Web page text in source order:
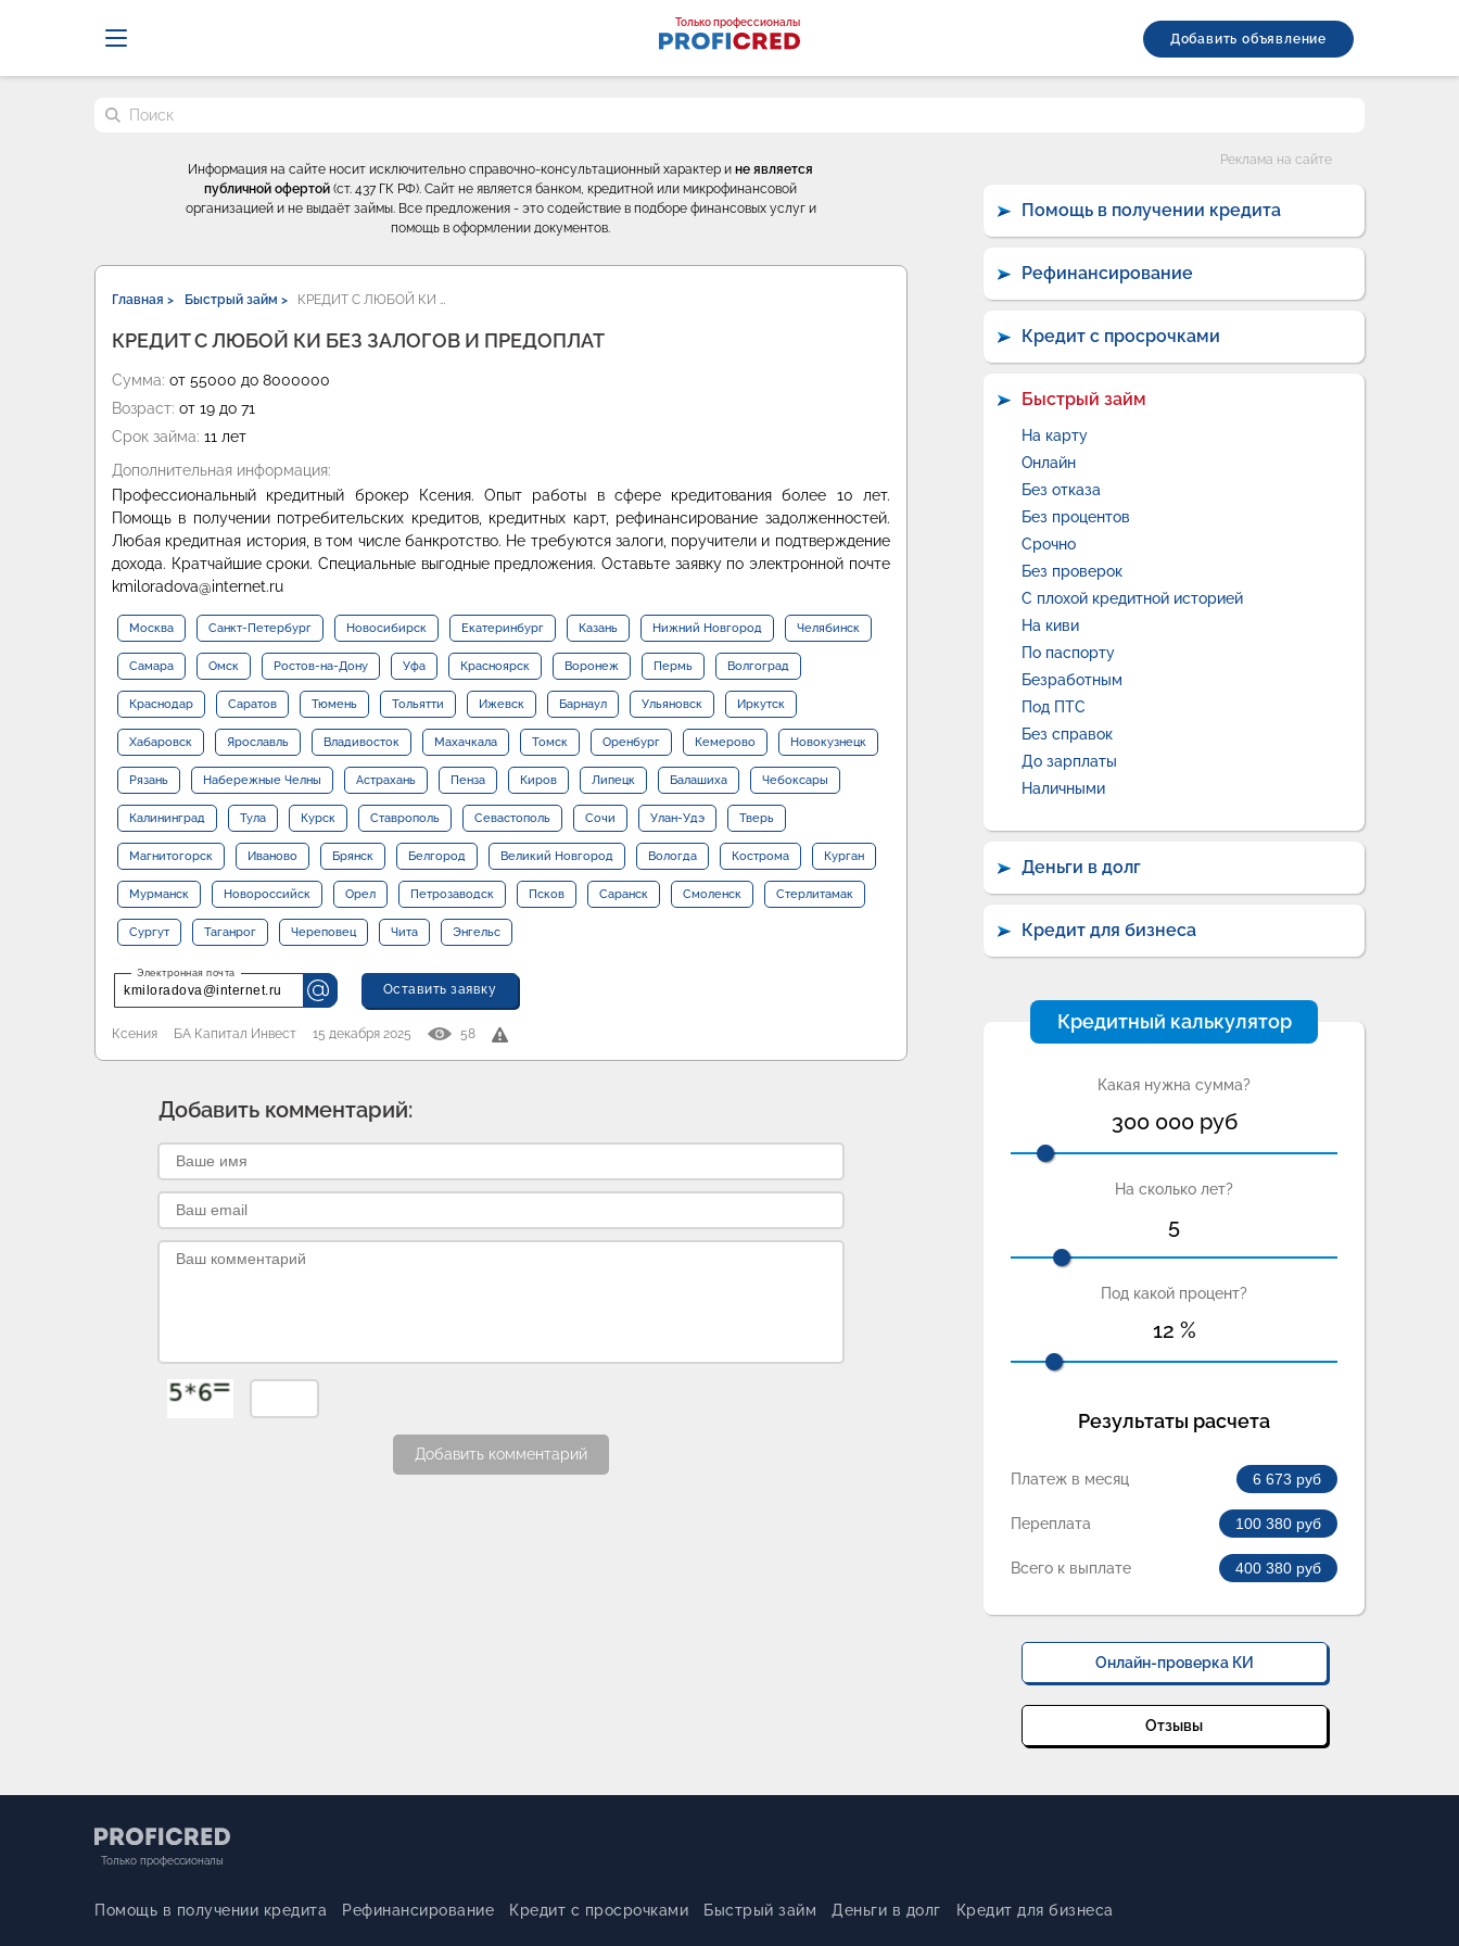
Только профессионалы
Добавить объявление
Поиск по сайту
Информация на сайте носит исключительно справочно-консультационный характер ине является
публичной офертой (ст. 437 ГК РФ). Сайт не является банком, кредитной или микрофинансовой
организацией и не выдаёт займы. Все предложения - это содействие в подборе финансовых услуг и
помощь в оформлении документов.
Главная > Быстрый займ > КРЕДИТ С ЛЮБОЙ КИ …
КРЕДИТ С ЛЮБОЙ КИ БЕЗ ЗАЛОГОВ И ПРЕДОПЛАТ
Сумма: от 55000 до 8000000
Возраст: от 19 до 71
Срок займа: 11 лет
Дополнительная информация:
Профессиональный кредитный брокер Ксения. Опыт работы в сфере кредитования более 10 лет.
Помощь в получении потребительских кредитов, кредитных карт, рефинансирование задолженностей.
Любая кредитная история, в том числе банкротство. Не требуются залоги, поручители и подтверждение
дохода. Кратчайшие сроки. Специальные выгодные предложения. Оставьте заявку по электронной почте
kmiloradova@internet.ru
Москва Санкт-Петербург Новосибирск Екатеринбург Казань Нижний Новгород Челябинск
Самара Омск Ростов-на-Дону Уфа Красноярск Воронеж Пермь Волгоград
Краснодар Саратов Тюмень Тольятти Ижевск Барнаул Ульяновск Иркутск
Хабаровск Ярославль Владивосток Махачкала Томск Оренбург Кемерово Новокузнецк
Рязань Набережные Челны Астрахань Пенза Киров Липецк Балашиха Чебоксары
Калининград Тула Курск Ставрополь Севастополь Сочи Улан-Удэ Тверь
Магнитогорск Иваново Брянск Белгород Великий Новгород Вологда Кострома Курган
Мурманск Новороссийск Орел Петрозаводск Псков Саранск Смоленск Стерлитамак
Сургут Таганрог Череповец Чита Энгельс
kmiloradova@internet.ru Оставить заявку
Ксения БА Капитал Инвест 15 декабря 2025 58
Добавить комментарий:
Добавить комментарий
Реклама на сайте
Помощь в получении кредита
Рефинансирование
Кредит с просрочками
Быстрый займ
На карту
Онлайн
Без отказа
Без процентов
Срочно
Без проверок
С плохой кредитной историей
На киви
По паспорту
Безработным
Под ПТС
Без справок
До зарплаты
Наличными
Деньги в долг
Кредит для бизнеса
Кредитный калькулятор
Какая нужна сумма?
300 000руб
На сколько лет?
5
Под какой процент?
12 %
Результаты расчета
Платеж в месяц 6 673 руб
Переплата 100 380 руб
Всего к выплате 400 380 руб
Онлайн-проверка КИ
Отзывы
Только профессионалы
Помощь в получении кредита Рефинансирование Кредит с просрочками Быстрый займ Деньги в долг Кредит для бизнеса